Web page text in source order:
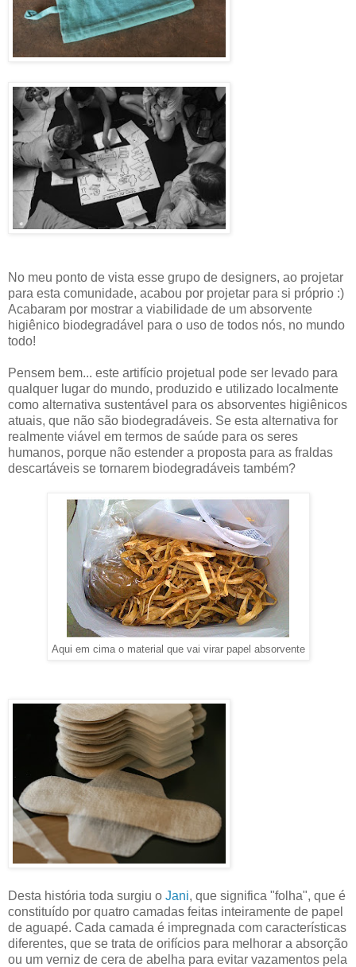
No meu ponto de vista esse grupo de designers, ao projetar
para esta comunidade, acabou por projetar para si próprio :)
Acabaram por mostrar a viabilidade de um absorvente
higiênico biodegradável para o uso de todos nós, no mundo
todo!
Pensem bem... este artifício projetual pode ser levado para
qualquer lugar do mundo, produzido e utilizado localmente
como alternativa sustentável para os absorventes higiênicos
atuais, que não são biodegradáveis. Se esta alternativa for
realmente viável em termos de saúde para os seres
humanos, porque não estender a proposta para as fraldas
descartáveis se tornarem biodegradáveis também?
Aqui em cima o material que vai virar papel absorvente
Desta história toda surgiu o Jani, que significa "folha", que é
constituído por quatro camadas feitas inteiramente de papel
de aguapé. Cada camada é impregnada com características
diferentes, que se trata de orifícios para melhorar a absorção
ou um verniz de cera de abelha para evitar vazamentos pela